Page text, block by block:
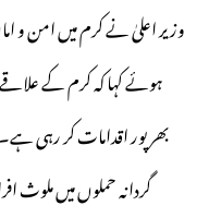
وزیر اعلیٰ نے کرم میں امن
ہوئے کہا کہ کرم کے
بھرپور اقدامات کر رہی
گردانہ حملوں میں ملوث